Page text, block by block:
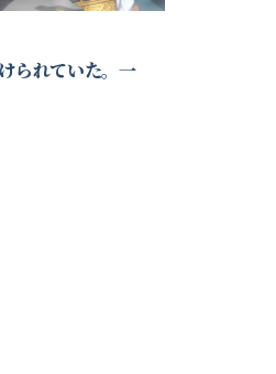
られていた。一